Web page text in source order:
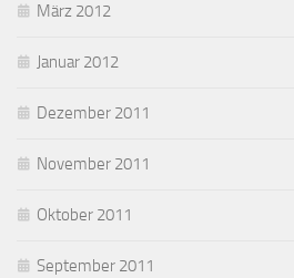
März 2012
Januar 2012
Dezember 2011
November 2011
Oktober 2011
September 2011